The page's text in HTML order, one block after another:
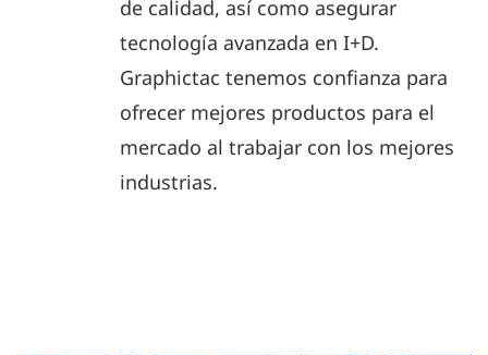
de calidad, así como asegurar
tecnología avanzada en I+D.
Graphictac tenemos confianza para
ofrecer mejores productos para el
mercado al trabajar con los mejores
industrias.